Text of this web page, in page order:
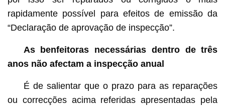
rapidamente possível para efeitos de emissão da
“Declaração de aprovação de inspecção”.
As benfeitoras necessárias dentro de três
anos não afectam a inspecção anual
É de salientar que o prazo para as reparações
ou correcções acima referidas apresentadas pela